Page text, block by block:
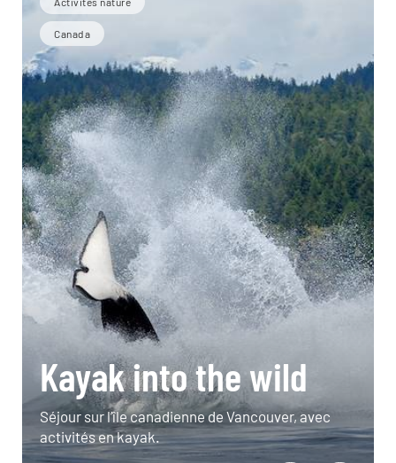
Canada
Kayak into the wild
Séjour sur l’île canadienne de Vancouver, avec
activités en kayak.